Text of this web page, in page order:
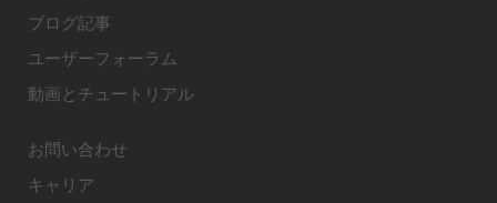
ブログ記事
ユーザーフォーラム
動画とチュートリアル
お問い合わせ
キャリア